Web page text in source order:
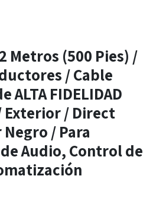
Metros (500 Pies) /
/ Cable
ALTA FIDELIDAD
Exterior / Direct
/ Para
Audio, Control de